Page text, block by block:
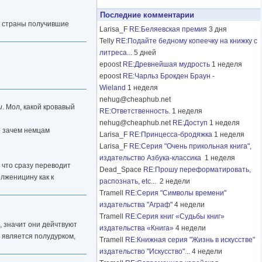
страны получившие
. Мол, какой кровавый
зачем немцам
сразу переводит
как к
они дейчтвуют
полудурком,
Последние комментарии
Larisa_F RE:Беляевская премия 3 дня
Telly RE:Подайте бедному копеечку на книжку с
литреса... 5 дней
epoost RE:Древнейшая мудрость 1 неделя
epoost RE:Чарльз Брокден Браун -
Wieland 1 неделя
nehug@cheaphub.net
RE:Ответственность. 1 неделя
nehug@cheaphub.net RE:Доступ 1 неделя
Larisa_F RE:Принцесса-бродяжка 1 неделя
Larisa_F RE:Серия "Очень прикольная книга",
издательство Азбука-классика 1 неделя
Dead_Space RE:Прошу переформатировать,
распознать, etc... 2 недели
Tramell
RE:Серия "Символы времени"
издательства "Аграф" 4 недели
Tramell
RE:Серия книг «Судьбы книг»
издательства «Книга» 4 недели
Tramell
RE:Книжная серия "Жизнь в искусстве"
издательство "Искусство"... 4 недели